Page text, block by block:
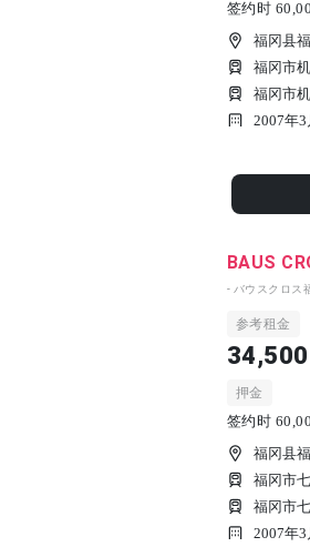
签约时
福冈县
福冈市
福冈市
2007年3
BAUS
- バウスクロス
参考租金
押金
签约时
福冈县
福冈市
福冈市
2007年3